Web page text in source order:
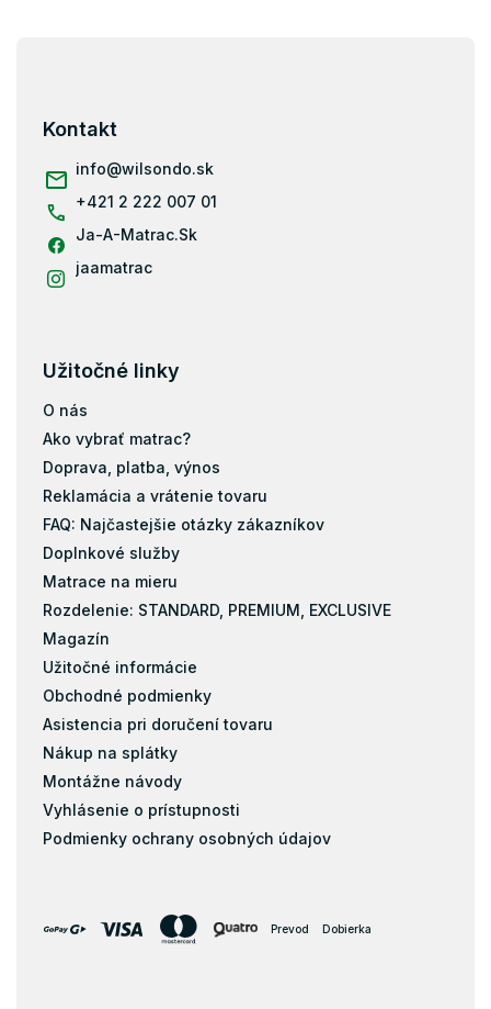
Matrace 110x200
Matrace 120x180
Matrace 120x190
Matrace 150x200
Matrace 160x180
Matrace 160x190
Matrace 160x195
Matrace 40x90
Matrace 50x200
Matrace 60x110
Matrace 60x160
Matrace 60x190
Matrace 60x200
Matrace 70x130
Matrace 70x150
Kontakt
info@wilsondo.sk
+421 2 222 007 01
Ja-A-Matrac.Sk
jaamatrac
Užitočné linky
O nás
Ako vybrať matrac?
Doprava, platba, výnos
Reklamácia a vrátenie tovaru
FAQ: Najčastejšie otázky zákazníkov
Doplnkové služby
Matrace na mieru
Rozdelenie: STANDARD, PREMIUM, EXCLUSIVE
Magazín
Užitočné informácie
Obchodné podmienky
Asistencia pri doručení tovaru
Nákup na splátky
Montážne návody
Vyhlásenie o prístupnosti
Podmienky ochrany osobných údajov
Prevod Dobierka